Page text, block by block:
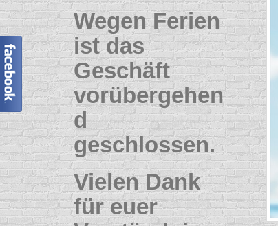
Wegen Ferien
ist das
Geschäft
vorübergehen
d
geschlossen.
Vielen Dank
für euer